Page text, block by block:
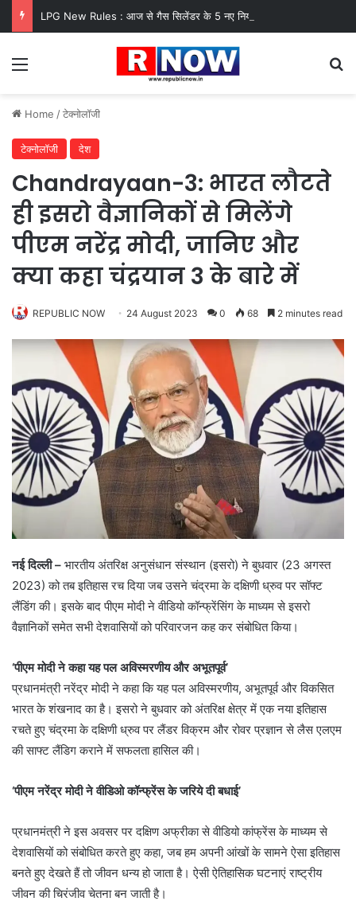
Menu
Home /टेक्नोलॉजी
टेक्नोलॉजी देश
Chandrayaan-3: भारत लौटते
ही इसरो वैज्ञानिकों से मिलेंगे
पीएम नरेंद्र मोदी, जानिए और
क्या कहा चंद्रयान 3 के बारे में
REPUBLIC NOW 24 August 2023 0 68 2 minutes read
नई दिल्ली – भारतीय अंतरिक्ष अनुसंधान संस्थान (इसरो) ने बुधवार (23 अगस्त
2023) को तब इतिहास रच दिया जब उसने चंद्रमा के दक्षिणी ध्रुव पर सॉफ्ट
लैंडिंग की। इसके बाद पीएम मोदी ने वीडियो कॉन्फ्रेंसिंग के माध्यम से इसरो
वैज्ञानिकों समेत सभी देशवासियों को परिवारजन कह कर संबोधित किया।
‘पीएम मोदी ने कहा यह पल अविस्मरणीय और अभूतपूर्व’
प्रधानमंत्री नरेंद्र मोदी ने कहा कि यह पल अविस्मरणीय, अभूतपूर्व और विकसित
भारत के शंखनाद का है। इसरो ने बुधवार को अंतरिक्ष क्षेत्र में एक नया इतिहास
रचते हुए चंद्रमा के दक्षिणी ध्रुव पर लैंडर विक्रम और रोवर प्रज्ञान से लैस एलएम
की साफ्ट लैंडिग कराने में सफलता हासिल की।
‘पीएम नरेंद्र मोदी ने वीडिओ कॉन्फ्रेंस के जरिये दी बधाई’
प्रधानमंत्री ने इस अवसर पर दक्षिण अफ्रीका से वीडियो कांफ्रेंस के माध्यम से
देशवासियों को संबोधित करते हुए कहा, जब हम अपनी आंखों के सामने ऐसा इतिहास
बनते हुए देखते हैं तो जीवन धन्य हो जाता है। ऐसी ऐतिहासिक घटनाएं राष्ट्रीय
जीवन की चिरंजीव चेतना बन जाती है।